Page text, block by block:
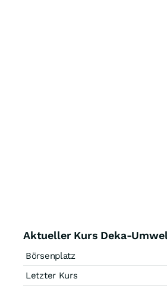
Aktueller Kurs Deka-
Börsenplatz
Letzter Kurs